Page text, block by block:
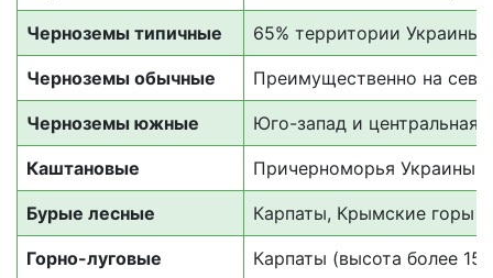
Черноземы типичные 65% территории Украины
Черноземы обычные Преимущественно на
Черноземы южные Юго-запад и центральная
Каштановые Причерноморья Украины
Бурые лесные Карпаты, Крымские горы
Горно-луговые Карпаты (высота более